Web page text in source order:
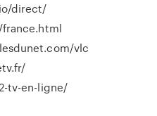
direct/
vlc
tv-en-ligne/